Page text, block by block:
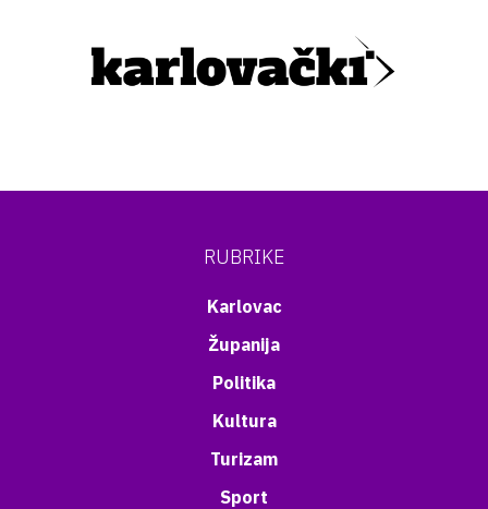
RUBRIKE
Karlovac
Županija
Politika
Kultura
Turizam
Sport